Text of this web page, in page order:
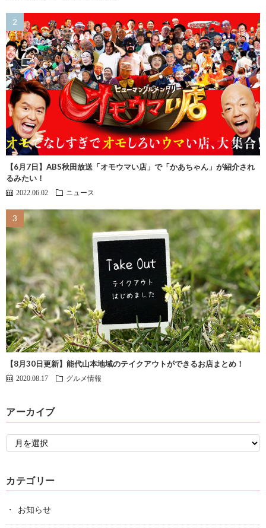
【6月7日】ABS秋田放送「オモウマい店」で「かあちゃん」が紹介され
るみたい！
2022.06.02 ニュース
【8月30日更新】能代山本地域のテイクアウトができるお店まとめ！
2020.08.17 グルメ情報
アーカイブ
カテゴリー
お知らせ